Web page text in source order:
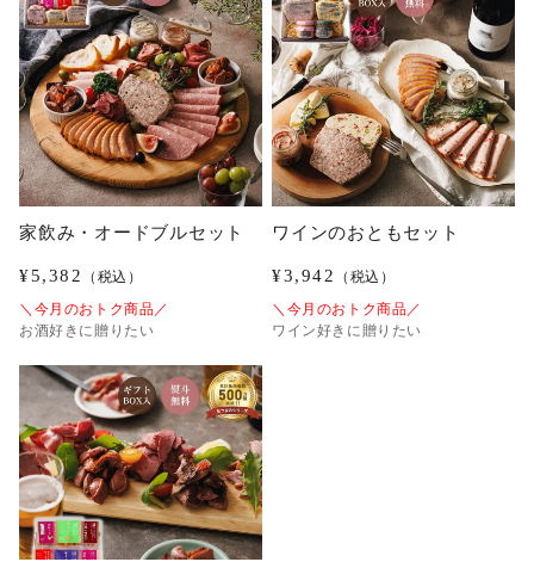
家飲み・オードブルセット
¥5,382
（税込）
＼今月のおトク商品／
お酒好きに贈りたい
ワインのおともセット
¥3,942
（税込）
＼今月のおトク商品／
ワイン好きに贈りたい